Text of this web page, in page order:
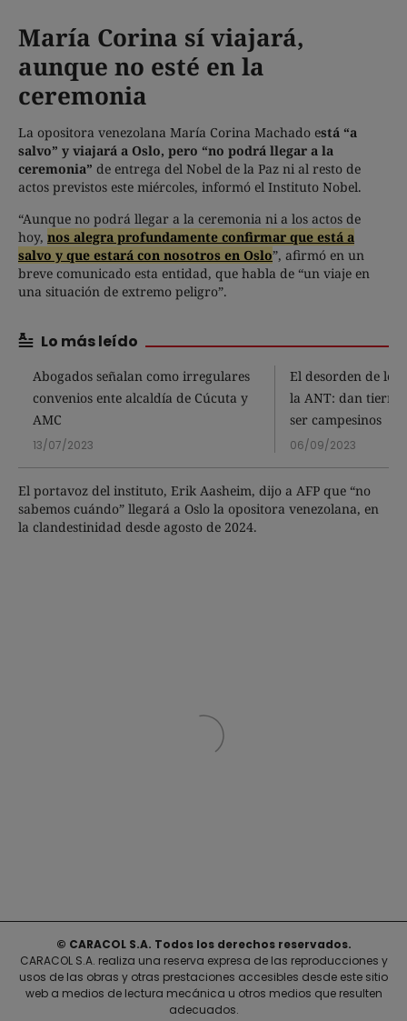
María Corina sí viajará,
aunque no esté en la
ceremonia
La opositora venezolana María Corina Machado está “a
salvo” y viajará a Oslo, pero “no podrá llegar a la
ceremonia” de entrega del Nobel de la Paz ni al resto de
actos previstos este miércoles, informó el Instituto Nobel.
“Aunque no podrá llegar a la ceremonia ni a los actos de
hoy, nos alegra profundamente confirmar que está a
salvo y que estará con nosotros en Oslo”, afirmó en un
breve comunicado esta entidad, que habla de “un viaje en
una situación de extremo peligro”.
Lo más leído
Abogados señalan como irregulares
convenios ente alcaldía de Cúcuta y
AMC
13/07/2023
El desorden de los
la ANT: dan
ser campesinos
06/09/2023
El portavoz del instituto, Erik Aasheim, dijo a AFP que “no
sabemos cuándo” llegará a Oslo la opositora venezolana, en
la clandestinidad desde agosto de 2024.
© CARACOL S.A. Todos los derechos reservados.
CARACOL S.A. realiza una reserva expresa de las reproducciones y
usos de las obras y otras prestaciones accesibles desde este sitio
web a medios de lectura mecánica u otros medios que resulten
adecuados.